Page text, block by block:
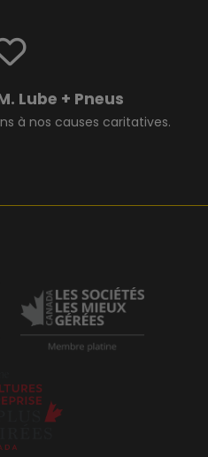
Lube + Pneus
à nos causes caritatives.